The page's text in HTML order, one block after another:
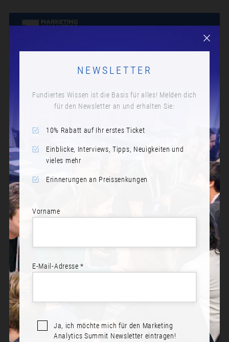
KAFFEEPAUSE
Datum:
Dienstag, 19. November 2024
10:00
BEREIT ZUR TEILNAHME?
JETZT ANMELDEN
NEWSLETTER
Fundiertes Wissen ist die Basis für alles! Melden dich
für den Newsletter an und erhalten Sie:
10% Rabatt auf Ihr erstes Ticket
Einblicke, Interviews, Tipps, Neuigkeiten und
vieles mehr
Erinnerungen an Preissenkungen
Vorname
E-Mail-Adresse *
Ja, ich möchte mich für den Marketing
Analytics Summit Newsletter eintragen!